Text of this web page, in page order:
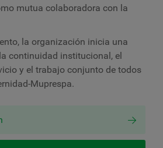
mutua colaboradora con la
la organización inicia una
continuidad institucional, el
y el trabajo conjunto de todos
Muprespa.